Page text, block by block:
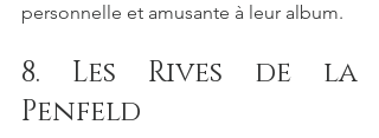
personnelle et amusante à leur album.
8. Les Rives de la
Penfeld